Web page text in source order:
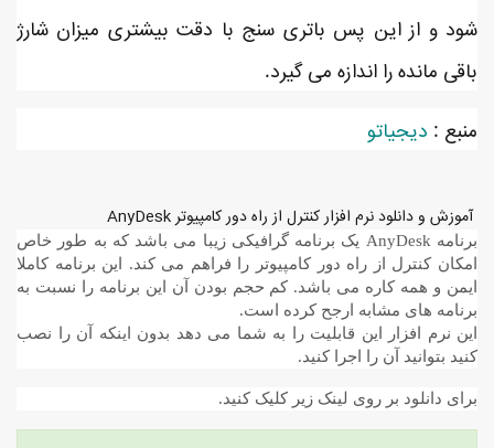
شود و از این پس باتری سنج با دقت بیشتری میزان شارژ
باقی مانده را اندازه می گیرد.
منبع : دیجیاتو
آموزش و دانلود نرم افزار کنترل از راه دور کامپیوتر AnyDesk
برنامه AnyDesk یک برنامه گرافیکی زیبا می باشد که به طور خاص
امکان کنترل از راه دور کامپیوتر را فراهم می کند. این برنامه کاملا
ایمن و همه کاره می باشد. کم حجم بودن آن این برنامه را نسبت به
برنامه های مشابه ارجح کرده است.
این نرم افزار این قابلیت را به شما می دهد بدون اینکه آن را نصب
کنید بتوانید آن را اجرا کنید.
برای دانلود بر روی لینک زیر کلیک کنید.